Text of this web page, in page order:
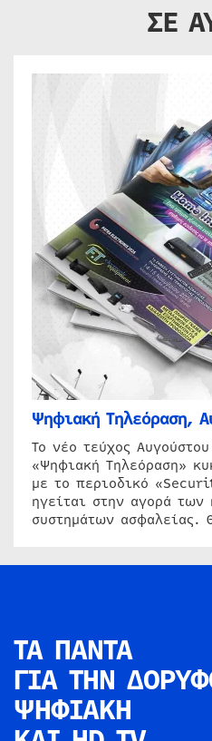
ΣΕ
Ψηφιακή Τηλεόραση,
Το νέο τεύχος
«Ψηφιακή Τηλεόραση»
με το περιοδικό
ηγείται στην αγορά των
συστημάτων ασφαλείας.
ΤΑ ΠΑΝΤΑ
ΓΙΑ ΤΗΝ
ΨΗΦΙΑΚΗ